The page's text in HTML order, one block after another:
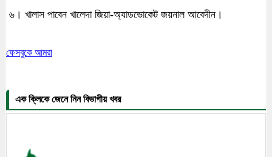
৬। খালাস পাবেন খালেদা জিয়া-অ্যাডভোকেট জয়নাল আবেদীন।
ফেসবুকে আমরা
এক ক্লিকে জেনে নিন বিভাগীয় খবর